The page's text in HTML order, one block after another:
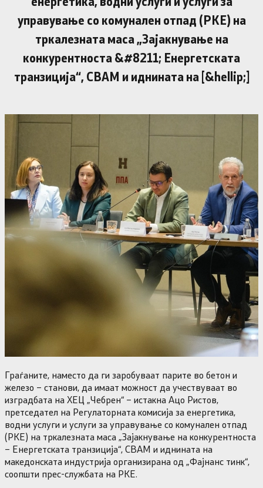
управување со комунален отпад (РКЕ) на
тркалезната маса „Зајакнување на
конкурентноста &#8211; Енергетската
транзиција“, CBAM и иднината на [&hellip;]
Граѓаните, наместо да ги заробуваат парите во бетон и
железо – станови, да имаат можност да учествуваат во
изградбата на ХЕЦ „Чебрен“ – истакна Ацо Ристов,
претседател на Регулаторната комисија за енергетика,
водни услуги и услуги за управување со комунален отпад
(РКЕ) на тркалезната маса „Зајакнување на конкурентноста
– Енергетската транзиција“, CBAM и иднината на
македонската индустрија организирана од „Фајнанс тинк“,
соопшти прес-службата на РКЕ.